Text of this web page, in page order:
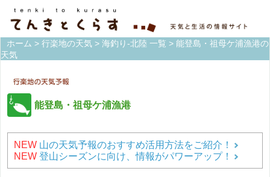
ホーム > 行楽地の天気 > 海釣り-北陸 一覧 > 能登島・祖母ケ浦漁港の
天気
能登島・祖母ケ浦漁港
NEW 山の天気予報のおすすめ活用方法をご紹介！
NEW 登山シーズンに向け、情報がパワーアップ！